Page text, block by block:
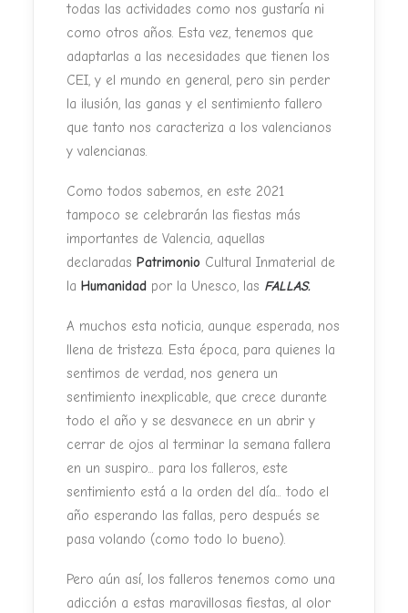
todas las actividades como nos gustaría ni
como otros años. Esta vez, tenemos que
adaptarlas a las necesidades que tienen los
CEI, y el mundo en general, pero sin perder
la ilusión, las ganas y el sentimiento fallero
que tanto nos caracteriza a los valencianos
y valencianas.
Como todos sabemos, en este 2021
tampoco se celebrarán las fiestas más
importantes de Valencia, aquellas
declaradas Patrimonio Cultural Inmaterial de
la Humanidad por la Unesco, las FALLAS.
A muchos esta noticia, aunque esperada, nos
llena de tristeza. Esta época, para quienes la
sentimos de verdad, nos genera un
sentimiento inexplicable, que crece durante
todo el año y se desvanece en un abrir y
cerrar de ojos al terminar la semana fallera
en un suspiro... para los falleros, este
sentimiento está a la orden del día... todo el
año esperando las fallas, pero después se
pasa volando (como todo lo bueno).
Pero aún así, los falleros tenemos como una
adicción a estas maravillosas fiestas, al olor